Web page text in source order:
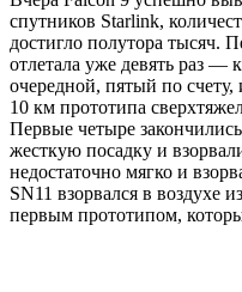
спутников Starlink,
достигло полутора тысяч.
отлетала уже девять раз —
очередной, пятый по
10 км прототипа
Первые четыре
жесткую посадку и
недостаточно мягко и
SN11 взорвался в воздухе
первым прототипом,